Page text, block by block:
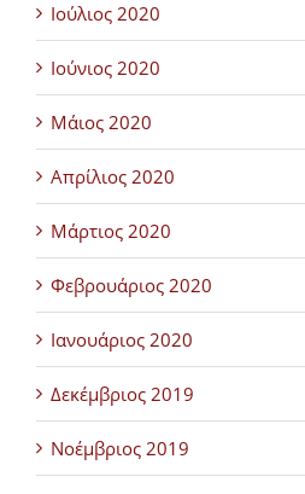
Ιούλιος 2020
Ιούνιος 2020
Μάιος 2020
Απρίλιος 2020
Μάρτιος 2020
Φεβρουάριος 2020
Ιανουάριος 2020
Δεκέμβριος 2019
Νοέμβριος 2019